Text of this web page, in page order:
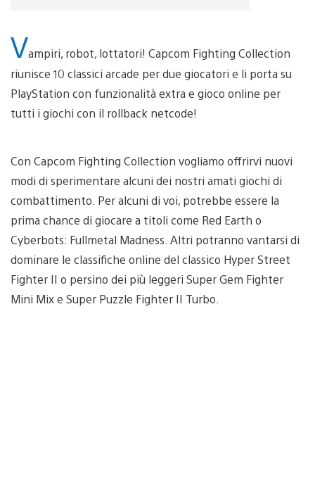
Vampiri, robot, lottatori! Capcom Fighting Collection
riunisce 10 classici arcade per due giocatori e li porta su
PlayStation con funzionalità extra e gioco online per
tutti i giochi con il rollback netcode!
Con Capcom Fighting Collection vogliamo offrirvi nuovi
modi di sperimentare alcuni dei nostri amati giochi di
combattimento. Per alcuni di voi, potrebbe essere la
prima chance di giocare a titoli come Red Earth o
Cyberbots: Fullmetal Madness. Altri potranno vantarsi di
dominare le classifiche online del classico Hyper Street
Fighter II o persino dei più leggeri Super Gem Fighter
Mini Mix e Super Puzzle Fighter II Turbo.